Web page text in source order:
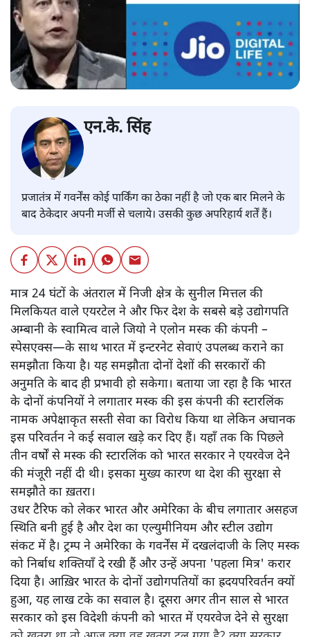
एन.के. सिंह
प्रजातंत्र में गवर्नेंस कोई पार्किंग का ठेका नहीं है जो एक बार मिलने के
बाद ठेकेदार अपनी मर्जी से चलाये। उसकी कुछ अपरिहार्य शर्तें हैं।
मात्र 24 घंटों के अंतराल में निजी क्षेत्र के सुनील मित्तल की
मिलकियत वाले एयरटेल ने और फिर देश के सबसे बड़े उद्योगपति
अम्बानी के स्वामित्व वाले जियो ने एलोन मस्क की कंपनी –
स्पेसएक्स—के साथ भारत में इन्टरनेट सेवाएं उपलब्ध कराने का
समझौता किया है। यह समझौता दोनों देशों की सरकारों की
अनुमति के बाद ही प्रभावी हो सकेगा। बताया जा रहा है कि भारत
के दोनों कंपनियों ने लगातार मस्क की इस कंपनी की स्टारलिंक
नामक अपेक्षाकृत सस्ती सेवा का विरोध किया था लेकिन अचानक
इस परिवर्तन ने कई सवाल खड़े कर दिए हैं। यहाँ तक कि पिछले
तीन वर्षों से मस्क की स्टारलिंक को भारत सरकार ने एयरवेज देने
की मंजूरी नहीं दी थी। इसका मुख्य कारण था देश की सुरक्षा से
समझौते का ख़तरा।
उधर टैरिफ को लेकर भारत और अमेरिका के बीच लगातार असहज
स्थिति बनी हुई है और देश का एल्युमीनियम और स्टील उद्योग
संकट में है। ट्रम्प ने अमेरिका के गवर्नेंस में दखलंदाजी के लिए मस्क
को निर्बाध शक्तियाँ दे रखी हैं और उन्हें अपना 'पहला मित्र' करार
दिया है। आख़िर भारत के दोनों उद्योगपतियों का ह्रदयपरिवर्तन क्यों
हुआ, यह लाख टके का सवाल है। दूसरा अगर तीन साल से भारत
सरकार को इस विदेशी कंपनी को भारत में एयरवेज देने से सुरक्षा